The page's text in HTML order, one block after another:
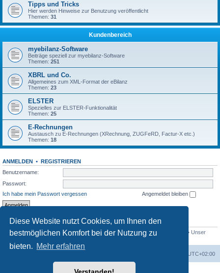
Diese Website nutzt Cookies, um Ihnen den
bestmöglichen Komfort bei der Nutzung zu
bieten. Mehr erfahren
Tipps und Tricks
Hier werden Hinweise zur Benutzung veröffentlicht
Themen: 31
Kundenbereich
myebilanz-Software
Beiträge speziell zur myebilanz-Software
Themen: 251
XBRL und Co.
Allgemeines zum XML-Format der eBilanz
Themen: 23
ELSTER
Spezielles zur ELSTER-Funktionalität
Themen: 25
E-Rechnungen
Austausch zu E-Rechnungen (XRechnung, ZUGFeRD, Factur-X etc.)
Themen: 18
ANMELDEN • REGISTRIEREN
Benutzername:
Passwort:
Ich habe mein Passwort vergessen
Angemeldet bleiben
STATISTIK
Beiträge insgesamt1560 • Themen insgesamt433 • Mitglieder insgesamt
• Unser
neuestes Mitglied:
UTC+02:00
Powered byphpBB® Forum Software © phpBB Limited